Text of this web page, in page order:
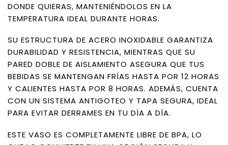
DONDE QUIERAS, MANTENIÉNDOLOS EN LA
TEMPERATURA IDEAL DURANTE HORAS.
SU ESTRUCTURA DE ACERO INOXIDABLE GARANTIZA
DURABILIDAD Y RESISTENCIA, MIENTRAS QUE SU
PARED DOBLE DE AISLAMIENTO ASEGURA QUE TUS
BEBIDAS SE MANTENGAN FRÍAS HASTA POR 12 HORAS
Y CALIENTES HASTA POR 8 HORAS. ADEMÁS, CUENTA
CON UN SISTEMA ANTIGOTEO Y TAPA SEGURA, IDEAL
PARA EVITAR DERRAMES EN TU DÍA A DÍA.
ESTE VASO ES COMPLETAMENTE LIBRE DE BPA, LO